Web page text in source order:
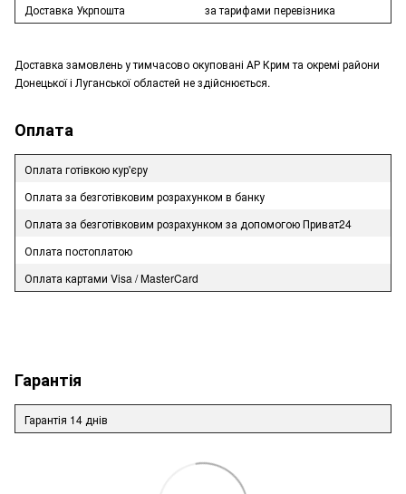
Доставка Укрпошта
за тарифами перевізника
Доставка замовлень у тимчасово окуповані АР Крим та окремі райони
Донецької і Луганської областей не здійснюється.
Оплата
Оплата готівкою кур'єру
Оплата за безготівковим розрахунком в банку
Оплата за безготівковим розрахунком за допомогою Приват24
Оплата постоплатою
Оплата картами Visa / MasterCard
Гарантія
Гарантія 14 днів